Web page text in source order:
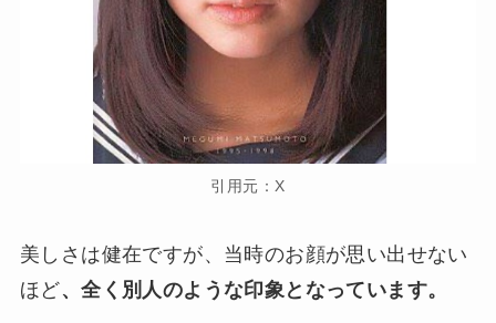
引用元：X
美しさは健在ですが、当時のお顔が思い出せない
ほど、全く別人のような印象となっています。